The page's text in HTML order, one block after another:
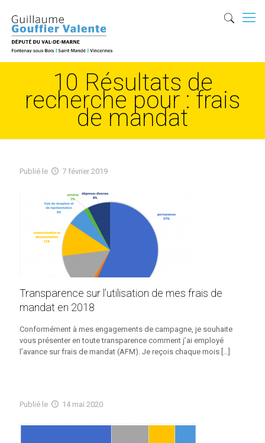
10 Résultats de
recherche pour : frais
de mandat
Publié le 7 février 2019
Transparence sur l’utilisation de mes frais de
mandat en 2018
Conformément à mes engagements de campagne, je souhaite
vous présenter en toute transparence comment j’ai employé
l’avance sur frais de mandat (AFM). Je reçois chaque mois […]
Publié le 14 mai 2020